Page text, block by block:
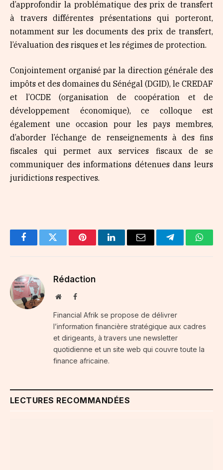
d’approfondir la problématique des prix de transfert
à travers différentes présentations qui porteront,
notamment sur les documents des prix de transfert,
l’évaluation des risques et les régimes de protection.
Conjointement organisé par la direction générale des
impôts et des domaines du Sénégal (DGID), le CREDAF
et l’OCDE (organisation de coopération et de
développement économique), ce colloque est
également une occasion pour les pays membres,
d’aborder l’échange de renseignements à des fins
fiscales qui permet aux services fiscaux de se
communiquer des informations détenues dans leurs
juridictions respectives.
FacebookTwitter PinterestLinkedInEmail Telegram
Rédaction
WebsiteFacebook
Financial Afrik se propose de délivrer
l’information financière stratégique aux cadres
et dirigeants, à travers une newsletter
quotidienne et un site web qui couvre toute la
finance africaine.
LECTURES RECOMMANDÉES